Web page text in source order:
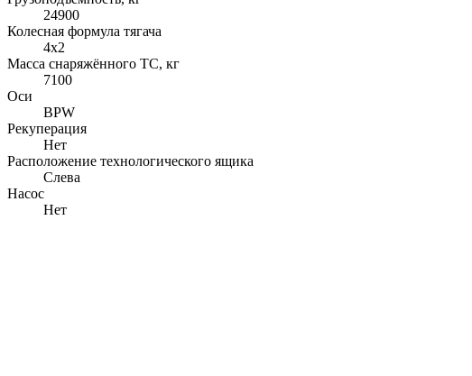
24900
Колесная формула тягача
4x2
Масса снаряжённого ТС, кг
7100
Оси
BPW
Рекуперация
Нет
Расположение технологического ящика
Слева
Насос
Нет